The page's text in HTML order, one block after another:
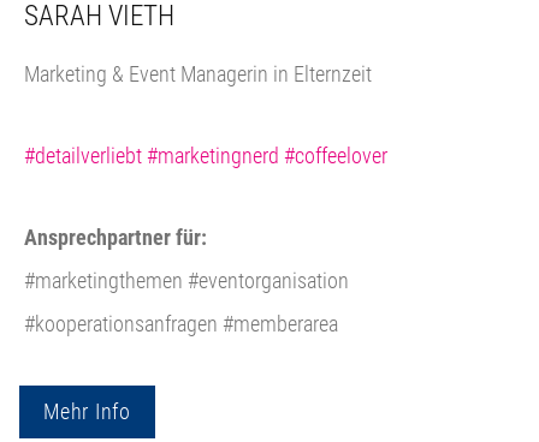
SARAH VIETH
Marketing & Event Managerin in Elternzeit
#detailverliebt #marketingnerd #coffeelover
Ansprechpartner für:
#marketingthemen #eventorganisation
#kooperationsanfragen #memberarea
Mehr Info